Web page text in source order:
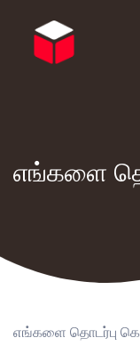
எங்களை
எங்களை தொடர்பு